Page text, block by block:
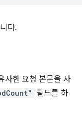
다.
사한 요청 본문을 사
필드를 하